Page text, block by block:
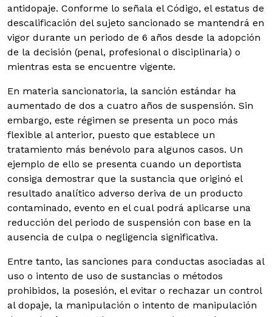
antidopaje. Conforme lo señala el Código, el estatus de
descalificación del sujeto sancionado se mantendrá en
vigor durante un periodo de 6 años desde la adopción
de la decisión (penal, profesional o disciplinaria) o
mientras esta se encuentre vigente.
En materia sancionatoria, la sanción estándar ha
aumentado de dos a cuatro años de suspensión. Sin
embargo, este régimen se presenta un poco más
flexible al anterior, puesto que establece un
tratamiento más benévolo para algunos casos. Un
ejemplo de ello se presenta cuando un deportista
consiga demostrar que la sustancia que originó el
resultado analítico adverso deriva de un producto
contaminado, evento en el cual podrá aplicarse una
reducción del periodo de suspensión con base en la
ausencia de culpa o negligencia significativa.
Entre tanto, las sanciones para conductas asociadas al
uso o intento de uso de sustancias o métodos
prohibidos, la posesión, el evitar o rechazar un control
al dopaje, la manipulación o intento de manipulación